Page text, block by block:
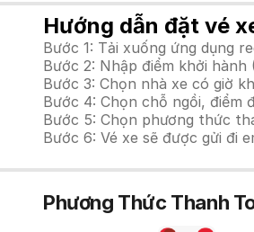
Hướng dẫn đặt vé
Bước 1: Tải xuống ứng dụng
Bước 2: Nhập điểm khởi
Bước 3: Chọn nhà xe có giờ
Bước 4: Chọn chỗ ngồi, điểm
Bước 5: Chọn phương thức
Bước 6: Vé xe sẽ được gửi đi
Phương Thức Thanh